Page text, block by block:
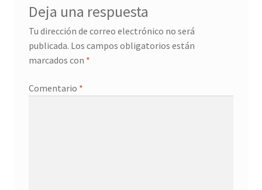
Donation History
Eros
Deja una respuesta
Tu dirección de correo electrónico no será
publicada. Los campos obligatorios están
marcados con *
Comentario *